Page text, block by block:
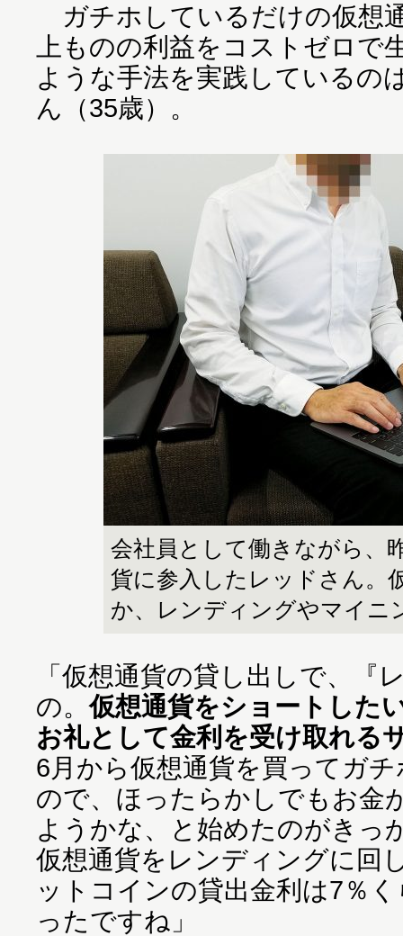
ガチホしているだけの仮想
上ものの利益をコストゼロで
ような手法を実践しているの
ん（35歳）。
会社員として働きながら、
貨に参入したレッドさん。
か、レンディングやマイニ
「仮想通貨の貸し出しで、『
の。仮想通貨をショートした
お礼として金利を受け取れる
6月から仮想通貨を買ってガ
ので、ほったらかしでもお金
ようかな、と始めたのがきっ
仮想通貨をレンディングに回
ットコインの貸出金利は7％
ったですね」